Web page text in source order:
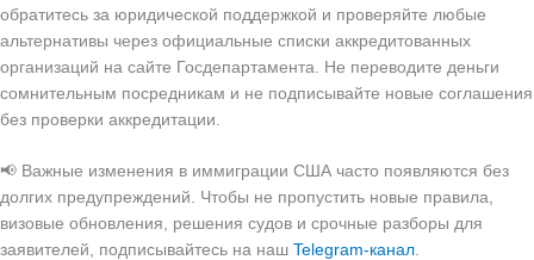
обратитесь за юридической поддержкой и проверяйте любые
альтернативы через официальные списки аккредитованных
организаций на сайте Госдепартамента. Не переводите деньги
сомнительным посредникам и не подписывайте новые соглашения
без проверки аккредитации.
📢 Важные изменения в иммиграции США часто появляются без
долгих предупреждений. Чтобы не пропустить новые правила,
визовые обновления, решения судов и срочные разборы для
заявителей, подписывайтесь на наш Telegram-канал